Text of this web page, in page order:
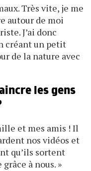
Très vite, je me
autour de moi
J’ai donc
créant un petit
de la nature avec
les gens
et mes amis ! Il
nos vidéos et
qu’ils sortent
à nous. »